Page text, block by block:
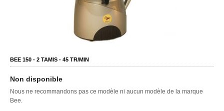
BEE 150 - 2 TAMIS - 45 TR/MIN
Non disponible
Nous ne recommandons pas ce modèle ni aucun modèle de la marque
Bee.